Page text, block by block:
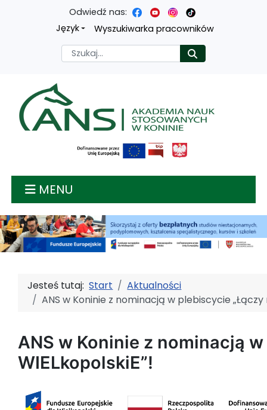
Przejdź
treści
głównej
Przejdź
menu
nawigacyjnego
Przejdź
wyszukiwarki
Przejdź
mapy
strony
Odwiedź nas:
Język
Wyszukiwarka pracowników
Szukaj
Akademia nauk
MENU
Jesteś tutaj:Start
Aktualności
ANS w Koninie z nominacją w plebiscycie „Łączy
ANS w Koninie z nominacją
WIELkopolskiE”!